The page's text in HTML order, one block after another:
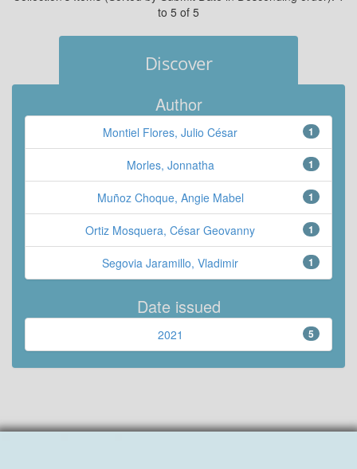
to 5 of 5
Discover
Author
1
Montiel Flores, Julio César
1
Morles, Jonnatha
1
Muñoz Choque, Angie Mabel
1
Ortiz Mosquera, César Geovanny
1
Segovia Jaramillo, Vladimir
Date issued
5
2021